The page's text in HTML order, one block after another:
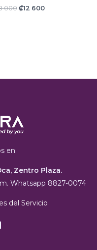
000₡12 600
en:
Zentro Plaza.
Whatsapp 8827-0074
del Servicio